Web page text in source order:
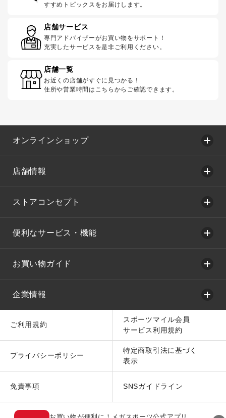
すすめトピックスをお届けします。
店舗サービス
専門アドバイザーがお買い物をサポート！
充実したサービスを是非ご利用ください。
店舗一覧
お近くの店舗がすぐに見つかる！
住所や営業時間はこちらからご確認できます。
オンラインショップ
店舗情報
ストアコンセプト
便利なサービス・機能
お買い物ガイド
企業情報
ご利用規約
スポーツマイル会員
サービス利用規約
プライバシーポリシー
特定商取引法に基づく
表示
免責事項 SNSガイドライン